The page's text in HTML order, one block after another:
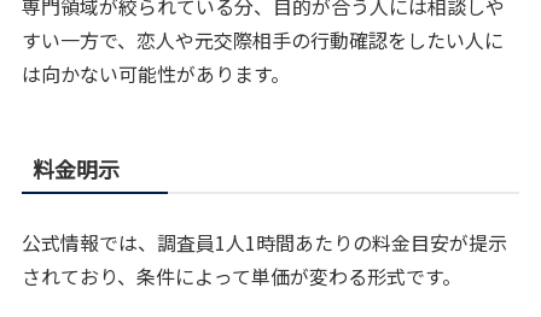
すい一方で、恋人や元交際相手の行動確認をしたい人に
は向かない可能性があります。
料金明示
公式情報では、調査員1人1時間あたりの料金目安が提示
されており、条件によって単価が変わる形式です。